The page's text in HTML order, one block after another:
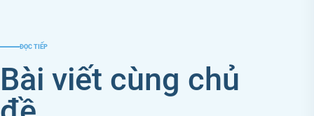
ĐỌC TIẾP
Bài viết cùng chủ